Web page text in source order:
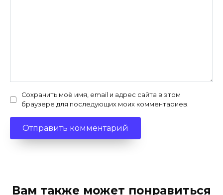
Сохранить моё имя, email и адрес сайта в этом
браузере для последующих моих комментариев.
Вам также может понравиться